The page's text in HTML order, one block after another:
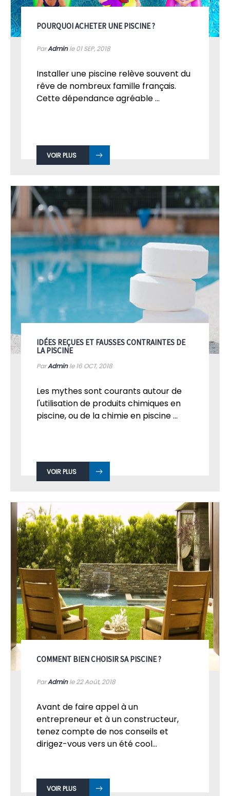
POURQUOI ACHETER UNE PISCINE ?
ParAdminle 01SEP, 2018
Installer une piscine relève souvent du
rêve de nombreux famille français.
Cette dépendance agréable ...
VOIR PLUS
IDÉES REÇUES ET FAUSSES CONTRAINTES DE
LA PISCINE
ParAdminle 16 OCT, 2018
Les mythes sont courants autour de
l'utilisation de produits chimiques en
piscine, ou de la chimie en piscine ...
VOIR PLUS
COMMENT BIEN CHOISIR SA PISCINE ?
ParAdminle 22Août, 2018
Avant de faire appel à un
entrepreneur et à un constructeur,
tenez compte de nos conseils et
dirigez-vous vers un été cool...
VOIR PLUS